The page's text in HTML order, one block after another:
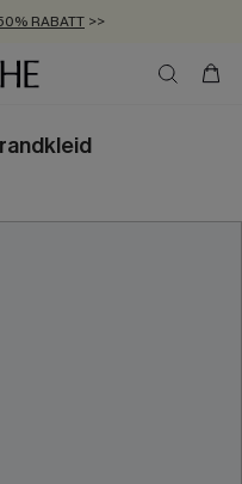
RABATT >>
EXTRA ERHALTEN
AB 89 €